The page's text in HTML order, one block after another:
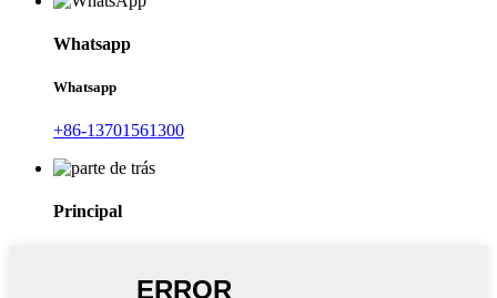
Whatsapp
Whatsapp
+86-13701561300
Principal